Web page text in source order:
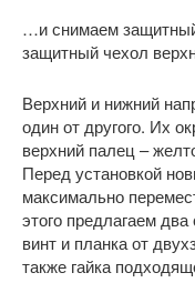
…и снимаем
защитный чехол
Верхний и нижний
один от другого. Их
верхний палец –
Перед установкой
максимально
этого предлагаем
винт и планка от
также гайка